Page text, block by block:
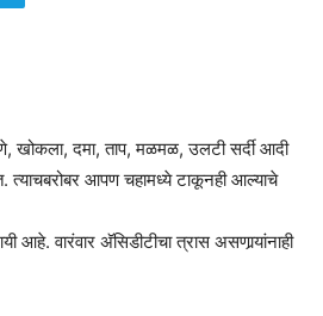
दमा, ताप, मळमळ, उलटी सर्दी आदी
त्याचबरोबर आपण चहामध्ये टाकूनही आल्याचे
वारंवार अ‍ॅसिडीटीचा त्रास असणार्‍यांनाही